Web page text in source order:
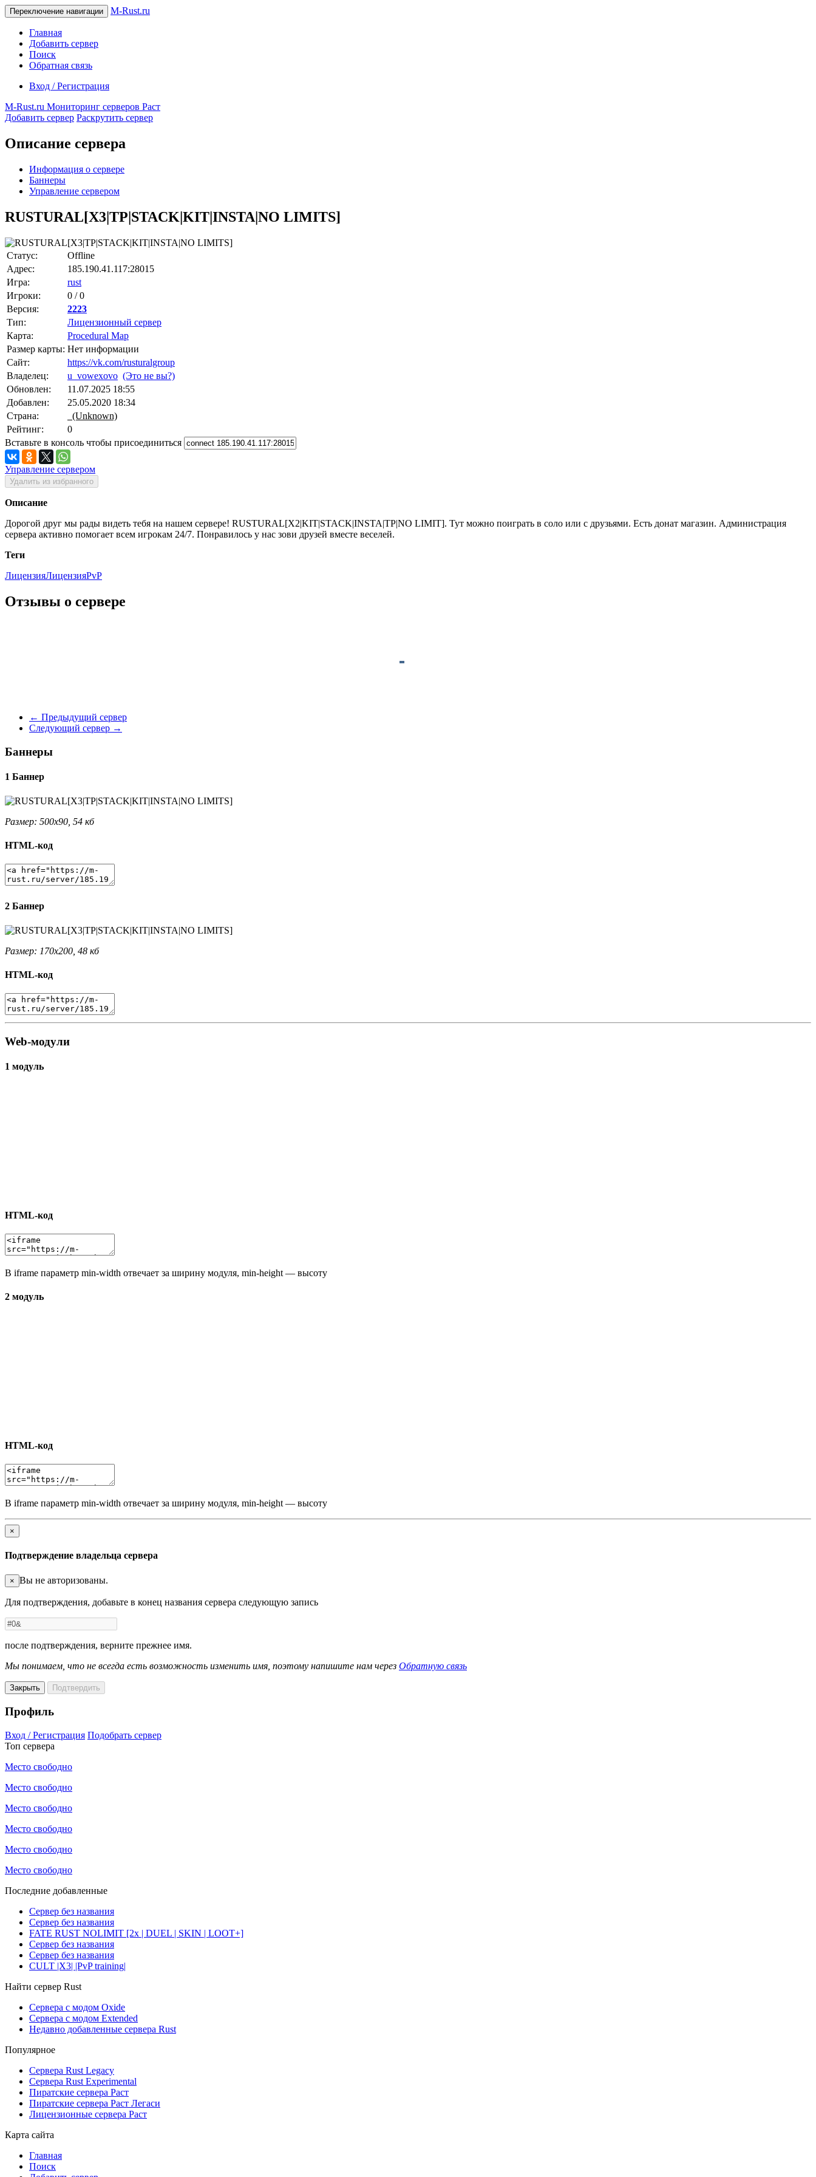
Переключение навигации M-Rust.ru
Главная
Добавить сервер
Поиск
Обратная связь
Вход / Регистрация
M-Rust.ru Мониторинг серверов Раст
Добавить сервер Раскрутить сервер
Описание сервера
Информация о сервере
Баннеры
Управление сервером
RUSTURAL[X3|TP|STACK|KIT|INSTA|NO LIMITS]
Статус:
Offline
Адрес:
185.190.41.117:28015
Игра:
rust
Игроки:
0 / 0
Версия:
2223
Тип:
Лицензионный сервер
Карта:
Procedural Map
Размер карты: Нет информации
Сайт:
https://vk.com/rusturalgroup
Владелец:
u_vowexovo (Это не вы?)
Обновлен:
11.07.2025 18:55
Добавлен:
25.05.2020 18:34
Страна:
(Unknown)
Рейтинг:
0
Вставьте в консоль чтобы присоединиться
Управление сервером
Удалить из избранного
Описание
Дорогой друг мы рады видеть тебя на нашем сервере! RUSTURAL[X2|KIT|STACK|INSTA|TP|NO LIMIT]. Тут можно поиграть в соло или с друзьями. Есть донат магазин. Администрация
сервера активно помогает всем игрокам 24/7. Понравилось у нас зови друзей вместе веселей.
Теги
ЛицензияЛицензияPvP
Отзывы о сервере
← Предыдущий сервер
Следующий сервер →
Баннеры
1 Баннер
Размер: 500x90, 54 кб
HTML-код
2 Баннер
Размер: 170x200, 48 кб
HTML-код
Web-модули
1 модуль
HTML-код
В iframe параметр min-width отвечает за ширину модуля, min-height — высоту
2 модуль
HTML-код
В iframe параметр min-width отвечает за ширину модуля, min-height — высоту
×
Подтверждение владельца сервера
× Вы не авторизованы.
Для подтверждения, добавьте в конец названия сервера следующую запись
после подтверждения, верните прежнее имя.
Мы понимаем, что не всегда есть возможность изменить имя, поэтому напишите нам через Обратную связь
Закрыть Подтвердить
Профиль
Вход / Регистрация Подобрать сервер
Топ сервера
Место свободно
Место свободно
Место свободно
Место свободно
Место свободно
Место свободно
Последние добавленные
Сервер без названия
Сервер без названия
FATE RUST NOLIMIT [2x | DUEL | SKIN | LOOT+]
Сервер без названия
Сервер без названия
CULT |X3| |PvP training|
Найти сервер Rust
Сервера с модом Oxide
Сервера с модом Extended
Недавно добавленные сервера Rust
Популярное
Сервера Rust Legacy
Сервера Rust Experimental
Пиратские сервера Раст
Пиратские сервера Раст Легаси
Лицензионные сервера Раст
Карта сайта
Главная
Поиск